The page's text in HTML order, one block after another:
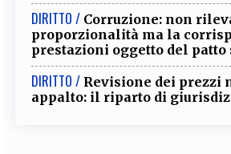
DIRITTO / Corruzione: non
proporzionalità ma la
prestazioni oggetto del
DIRITTO / Revisione dei prezzi
appalto: il riparto di